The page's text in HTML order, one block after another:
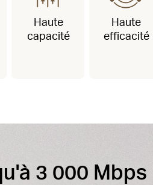
Haute
capacité
Haute
efficacité
3 000 Mbps